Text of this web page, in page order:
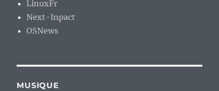
LinuxFr
Next-Inpact
OSNews
MUSIQUE